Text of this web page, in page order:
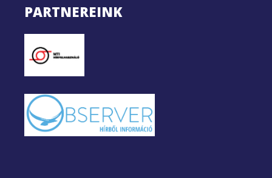
PARTNEREINK